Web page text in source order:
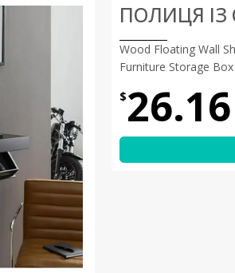
ПОЛИЦЯ ІЗ
Wood Floating Wall
Furniture Storage Box
$26.16